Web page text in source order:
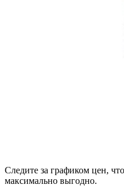
Следите за графиком цен,
максимально выгодно.